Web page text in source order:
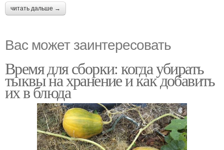
читать дальше →
Вас может заинтересовать
Время для сборки: когда убирать
тыквы на хранение и как добавить
их в блюда